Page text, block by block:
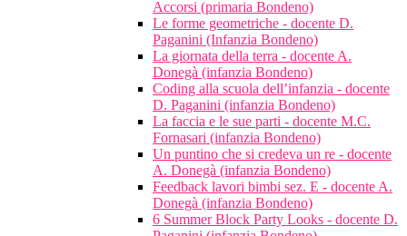
Accorsi (primaria Bondeno)
Le forme geometriche - docente D.
Paganini (Infanzia Bondeno)
La giornata della terra - docente A.
Donegà (infanzia Bondeno)
Coding alla scuola dell’infanzia - docente
D. Paganini (infanzia Bondeno)
La faccia e le sue parti - docente M.C.
Fornasari (infanzia Bondeno)
Un puntino che si credeva un re - docente
A. Donegà (infanzia Bondeno)
Feedback lavori bimbi sez. E - docente A.
Donegà (infanzia Bondeno)
6 Summer Block Party Looks - docente D.